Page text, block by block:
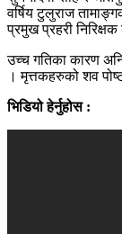
वर्षिय टुलुराज
प्रमुख प्रहरी
उच्च गतिका कारण
। मृत्तकहरुको शव
भिडियो हेर्नुहोस :